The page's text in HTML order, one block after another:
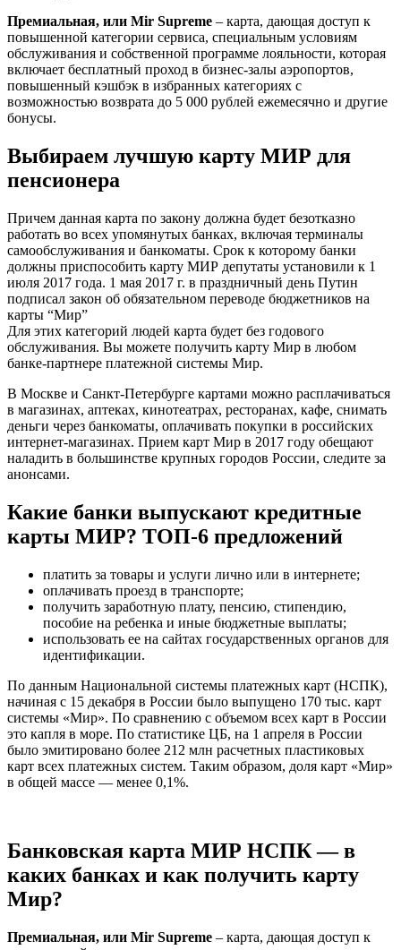
Премиальная, или Mir Supreme – карта, дающая доступ к
повышенной категории сервиса, специальным условиям
обслуживания и собственной программе лояльности, которая
включает бесплатный проход в бизнес-залы аэропортов,
повышенный кэшбэк в избранных категориях с
возможностью возврата до 5 000 рублей ежемесячно и другие
бонусы.
Выбираем лучшую карту МИР для
пенсионера
Причем данная карта по закону должна будет безотказно
работать во всех упомянутых банках, включая терминалы
самообслуживания и банкоматы. Срок к которому банки
должны приспособить карту МИР депутаты установили к 1
июля 2017 года. 1 мая 2017 г. в праздничный день Путин
подписал закон об обязательном переводе бюджетников на
карты “Мир”
Для этих категорий людей карта будет без годового
обслуживания. Вы можете получить карту Мир в любом
банке-партнере платежной системы Мир.
В Москве и Санкт-Петербурге картами можно расплачиваться
в магазинах, аптеках, кинотеатрах, ресторанах, кафе, снимать
деньги через банкоматы, оплачивать покупки в российских
интернет-магазинах. Прием карт Мир в 2017 году обещают
наладить в большинстве крупных городов России, следите за
анонсами.
Какие банки выпускают кредитные
карты МИР? ТОП-6 предложений
платить за товары и услуги лично или в интернете;
оплачивать проезд в транспорте;
получить заработную плату, пенсию, стипендию,
пособие на ребенка и иные бюджетные выплаты;
использовать ее на сайтах государственных органов для
идентификации.
По данным Национальной системы платежных карт (НСПК),
начиная с 15 декабря в России было выпущено 170 тыс. карт
системы «Мир». По сравнению с объемом всех карт в России
это капля в море. По статистике ЦБ, на 1 апреля в России
было эмитировано более 212 млн расчетных пластиковых
карт всех платежных систем. Таким образом, доля карт «Мир»
в общей массе — менее 0,1%.
Банковская карта МИР НСПК — в
каких банках и как получить карту
Мир?
Премиальная, или Mir Supreme – карта, дающая доступ к